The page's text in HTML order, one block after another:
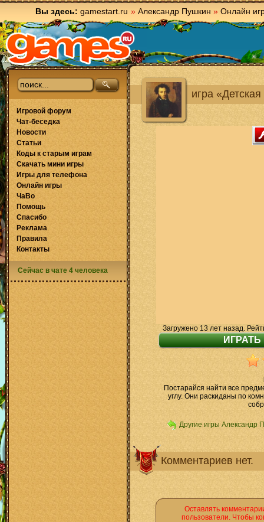
Вы здесь: gamestart.ru » Александр Пушкин » Онлайн
игра
Загружено 13 лет назад.
Постарайся найти все
углу. Они раскиданы по
Другие игры Александр
Комментариев нет.
Оставлять
пользователи. Чтобы
Игровой форум
Чат-беседка
Новости
Статьи
Коды к старым играм
Скачать мини игры
Игры для телефона
Онлайн игры
ЧаВо
Помощь
Спасибо
Реклама
Правила
Контакты
Сейчас в чате 4 человека